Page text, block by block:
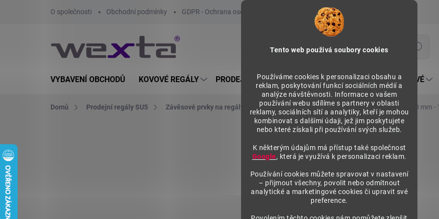
Tento web použivá soubory cookies
Používáme cookies k personalizaci obsahu a
reklam, poskytování funkcí sociálních médií a
analýze návštěvnosti. Informace o vašem
používání webu sdílíme s partnery v oblasti
reklamy, sociálních sítí a analytiky, kteří je mohou
kombinovat s dalšími údaji, jež jim poskytujete
nebo které získali při používání svých služeb.
K některým údajům má přístup také společnost
Google, která je využívá k personalizaci reklam.
Používání cookies můžete spravovat v nastavení
– přijmout všechny, povolit nebo odmítnout
analytické a marketingové cookies či upravit své
preference.
O společnosti Obchodní podmínky GDPR - Ochrana osobních údajů Prohlášení o používání COOKIES
Hledat
VYBAVENÍ OBCHODŮ KOVOVÉ REGÁLY PRODEJNÍ REGÁLY SU5 PULTY PRODEJNÍ SEKTOROVÉ
Domů Prodejní regály SU5 Závěsové prvky na regály Závěsná ramena Konfekční rameno šikmé 300 mm -